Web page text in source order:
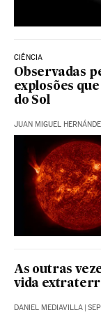
CIÊNCIA
Observadas
explosões
do Sol
JUAN MIGUEL
As outras
vida
DANIEL MEDIAVILLA |